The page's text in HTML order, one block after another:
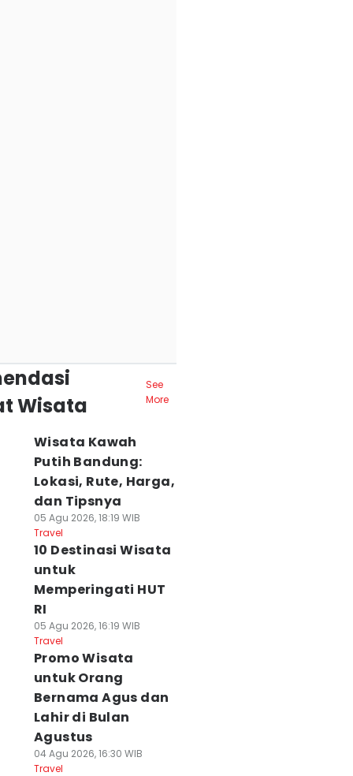
Wisata
See
More
Wisata Kawah
Putih Bandung:
Lokasi, Rute, Harga,
dan Tipsnya
05 Agu 2026, 18:19 WIB
Travel
10 Destinasi Wisata
untuk
Memperingati HUT
RI
05 Agu 2026, 16:19 WIB
Travel
Promo Wisata
untuk Orang
Bernama Agus dan
Lahir di Bulan
Agustus
04 Agu 2026, 16:30 WIB
Travel